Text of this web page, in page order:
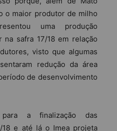
o maior produtor de milho
uma produção
na safra 17/18 em relação
visto que algumas
redução da área
de desenvolvimento
a finalização das
18 e até lá o Imea projeta